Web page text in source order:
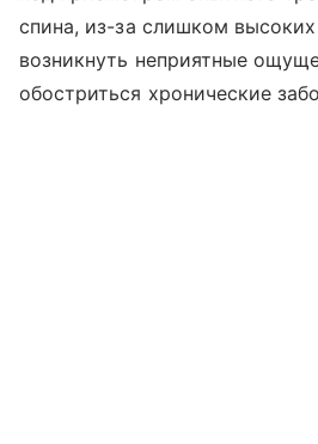
спина, из-за слишком высоких
возникнуть неприятные
обостриться хронические